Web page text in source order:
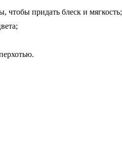
чтобы придать блеск и мягкость;